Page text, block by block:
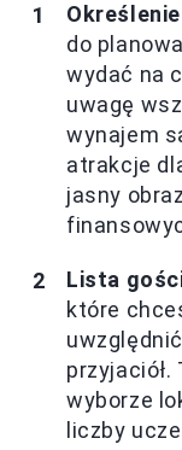
do
wydać na
uwagę
wynajem
atrakcje
jasny
Lista
które
wyborze
liczby